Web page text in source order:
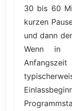
30 bis 60
kurzen
und dann
Wenn in